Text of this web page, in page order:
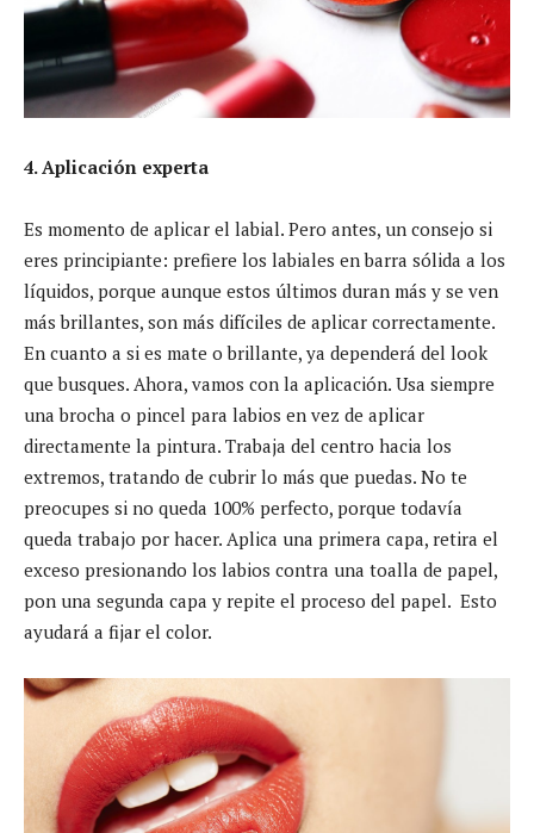
4. Aplicación experta
Es momento de aplicar el labial. Pero antes, un consejo si
eres principiante: prefiere los labiales en barra sólida a los
líquidos, porque aunque estos últimos duran más y se ven
más brillantes, son más difíciles de aplicar correctamente.
En cuanto a si es mate o brillante, ya dependerá del look
que busques. Ahora, vamos con la aplicación. Usa siempre
una brocha o pincel para labios en vez de aplicar
directamente la pintura. Trabaja del centro hacia los
extremos, tratando de cubrir lo más que puedas. No te
preocupes si no queda 100% perfecto, porque todavía
queda trabajo por hacer. Aplica una primera capa, retira el
exceso presionando los labios contra una toalla de papel,
pon una segunda capa y repite el proceso del papel. Esto
ayudará a fijar el color.